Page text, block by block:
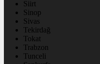
Siirt
Sinop
Sivas
Tekirdağ
Tokat
Trabzon
Tunceli